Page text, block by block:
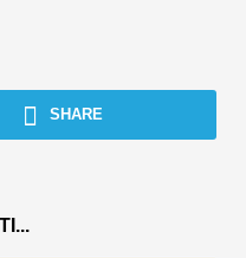
SHARE